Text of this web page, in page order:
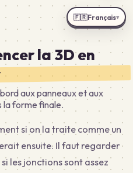
la 3D en
aux panneaux et aux
la forme finale.
si on la traite comme un
ensuite. Il faut regarder
les jonctions sont assez
🇫🇷Français▾